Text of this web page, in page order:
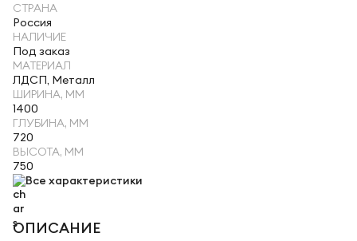
СТРАНА
Россия
НАЛИЧИЕ
Под заказ
МАТЕРИАЛ
ЛДСП, Металл
ШИРИНА, ММ
1400
ГЛУБИНА, ММ
720
ВЫСОТА, ММ
750
Все характеристики
ОПИСАНИЕ